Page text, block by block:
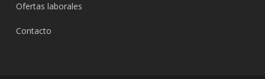
Ofertas laborales
Contacto